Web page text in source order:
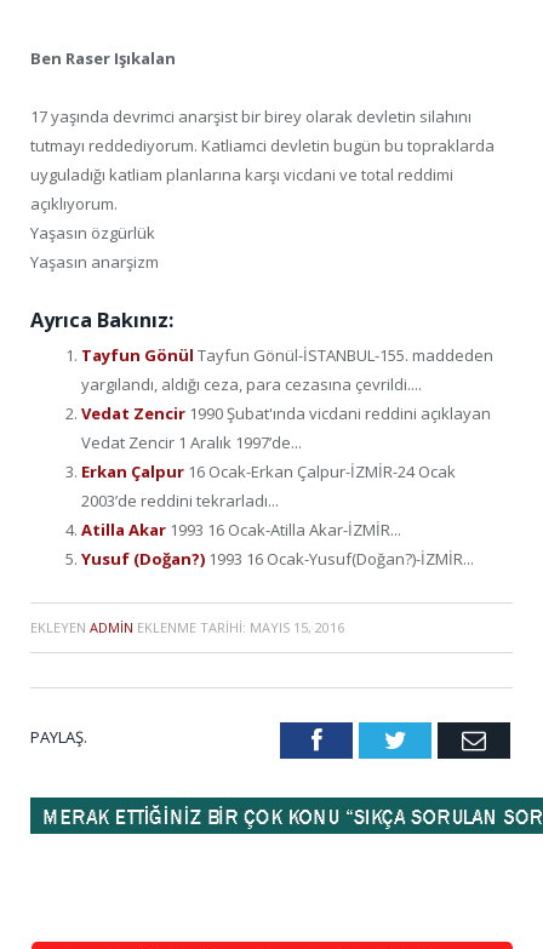
Ben Raser Işıkalan
17 yaşında devrimci anarşist bir birey olarak devletin silahını
tutmayı reddediyorum. Katliamci devletin bugün bu topraklarda
uyguladığı katliam planlarına karşı vicdani ve total reddimi
açıklıyorum.
Yaşasın özgürlük
Yaşasın anarşizm
Ayrıca Bakınız:
Tayfun Gönül Tayfun Gönül-İSTANBUL-155. maddeden
yargılandı, aldığı ceza, para cezasına çevrildi....
Vedat Zencir 1990 Şubat'ında vicdani reddini açıklayan
Vedat Zencir 1 Aralık 1997’de...
Erkan Çalpur 16 Ocak-Erkan Çalpur-İZMİR-24 Ocak
2003’de reddini tekrarladı...
Atilla Akar 1993 16 Ocak-Atilla Akar-İZMİR...
Yusuf (Doğan?) 1993 16 Ocak-Yusuf(Doğan?)-İZMİR...
EKLEYEN ADMIN EKLENME TARIHI: MAYIS 15, 2016
PAYLAŞ. FacebookTwitter Email